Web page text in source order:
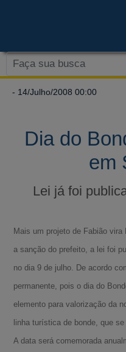
- 14/Julho/2008 00:00
Dia do
em
Lei já foi
Mais um projeto de Fabião
a sanção do prefeito, a lei foi
no dia 9 de julho. De acordo
permanente, pois o dia do
elemento para valorização da
linha turística de bonde, que
A data será comemorada